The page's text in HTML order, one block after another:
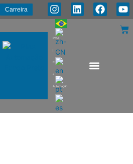
Carreira
PMA
|
Energia
e
Automação